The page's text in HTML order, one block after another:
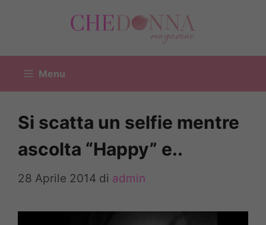
Menu
Si scatta un selfie mentre
ascolta “Happy” e..
28 Aprile 2014 di admin